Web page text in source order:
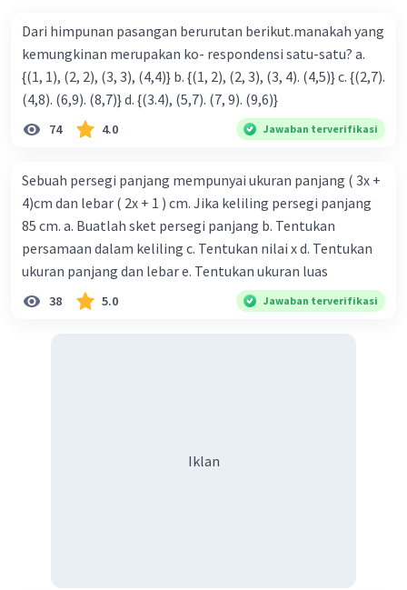
Dari himpunan pasangan berurutan berikut.manakah yang
kemungkinan merupakan ko- respondensi satu-satu? a.
{(1, 1), (2, 2), (3, 3), (4,4)} b. {(1, 2), (2, 3), (3, 4). (4,5)} c. {(2,7).
(4,8). (6,9). (8,7)} d. {(3.4), (5,7). (7, 9). (9,6)}
74 4.0 Jawaban terverifikasi
Sebuah persegi panjang mempunyai ukuran panjang ( 3x +
4)cm dan lebar ( 2x + 1 ) cm. Jika keliling persegi panjang
85 cm. a. Buatlah sket persegi panjang b. Tentukan
persamaan dalam keliling c. Tentukan nilai x d. Tentukan
ukuran panjang dan lebar e. Tentukan ukuran luas
38 5.0 Jawaban terverifikasi
Iklan